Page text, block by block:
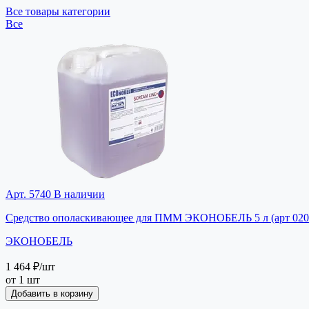
Все товары категории
Все
Арт. 5740 В наличии
Средство ополаскивающее для ПММ ЭКОНОБЕЛЬ 5 л (арт
ЭКОНОБЕЛЬ
1 464 ₽/шт
от 1 шт
Добавить в корзину